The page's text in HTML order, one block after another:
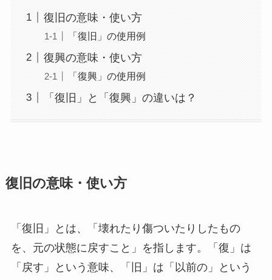
復旧の意味・使い方
「復旧」の使用例
復興の意味・使い方
「復興」の使用例
「復旧」と「復興」の違いは？
復旧の意味・使い方
「復旧」とは、「壊れたり傷ついたりしたもの
を、元の状態に戻すこと」を指します。「復」は
「戻す」という意味、「旧」は「以前の」という